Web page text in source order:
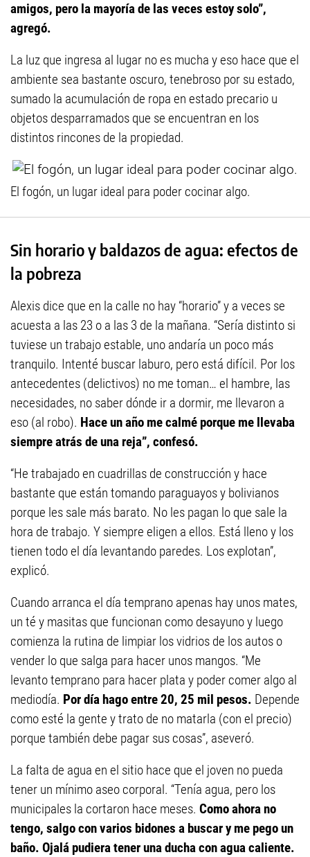
amigos, pero la mayoría de las veces estoy solo”,
agregó.
La luz que ingresa al lugar no es mucha y eso hace que el
ambiente sea bastante oscuro, tenebroso por su estado,
sumado la acumulación de ropa en estado precario u
objetos desparramados que se encuentran en los
distintos rincones de la propiedad.
El fogón, un lugar ideal para poder cocinar algo.
Sin horario y baldazos de agua: efectos de
la pobreza
Alexis dice que en la calle no hay “horario” y a veces se
acuesta a las 23 o a las 3 de la mañana. “Sería distinto si
tuviese un trabajo estable, uno andaría un poco más
tranquilo. Intenté buscar laburo, pero está difícil. Por los
antecedentes (delictivos) no me toman… el hambre, las
necesidades, no saber dónde ir a dormir, me llevaron a
eso (al robo). Hace un año me calmé porque me llevaba
siempre atrás de una reja”, confesó.
“He trabajado en cuadrillas de construcción y hace
bastante que están tomando paraguayos y bolivianos
porque les sale más barato. No les pagan lo que sale la
hora de trabajo. Y siempre eligen a ellos. Está lleno y los
tienen todo el día levantando paredes. Los explotan”,
explicó.
Cuando arranca el día temprano apenas hay unos mates,
un té y masitas que funcionan como desayuno y luego
comienza la rutina de limpiar los vidrios de los autos o
vender lo que salga para hacer unos mangos. “Me
levanto temprano para hacer plata y poder comer algo al
mediodía. Por día hago entre 20, 25 mil pesos. Depende
como esté la gente y trato de no matarla (con el precio)
porque también debe pagar sus cosas”, aseveró.
La falta de agua en el sitio hace que el joven no pueda
tener un mínimo aseo corporal. “Tenía agua, pero los
municipales la cortaron hace meses. Como ahora no
tengo, salgo con varios bidones a buscar y me pego un
baño. Ojalá pudiera tener una ducha con agua caliente.